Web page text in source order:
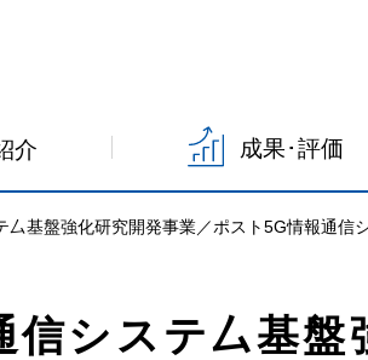
介 成果･評価
厶基盤強化研究開発事業／ポスト5G情報通信
信システ厶基